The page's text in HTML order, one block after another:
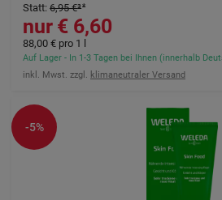
6,60 €
Statt: 6,95 €³
Auf Lager - In 1-3 Tagen bei Ihnen (innerhalb
inkl. Mwst. zzgl. klimaneutraler Versand
88,00 € pro 1 l
-5%